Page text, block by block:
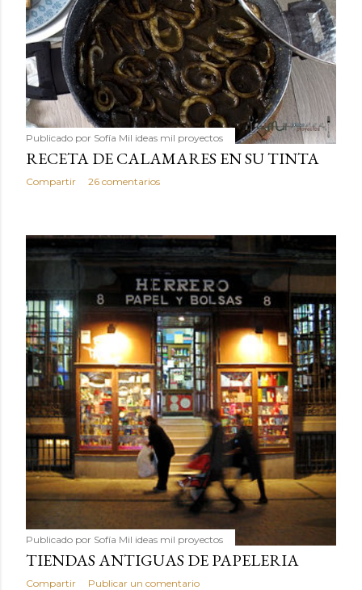
Publicado por Sofía Mil ideas mil proyectos
RECETA DE CALAMARES EN SU TINTA
Compartir 26 comentarios
Publicado por Sofía Mil ideas mil proyectos
TIENDAS ANTIGUAS DE PAPELERIA
Compartir Publicar un comentario